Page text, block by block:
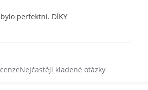
perfektní. DÍKY
Nejčastěji kladené otázky